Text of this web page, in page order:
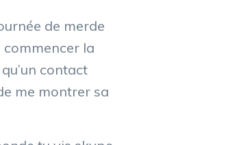
de merde
la
contact
me montrer sa